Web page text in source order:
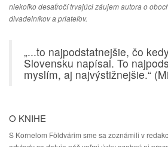
niekoľko desaťročí trvajúci záujem autora o
divadelníkov a priateľov.
„...to najpodstatnejšie, čo
Slovensku napísal. To
myslím, aj najvýstižnejšie.“
O KNIHE
S Kornelom Földvárim sme sa zoznámili v